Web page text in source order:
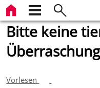
Bitte keine
Vorlesen